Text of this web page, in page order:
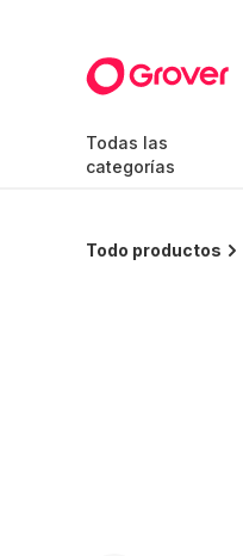
Todas las
categorías
Todo productos